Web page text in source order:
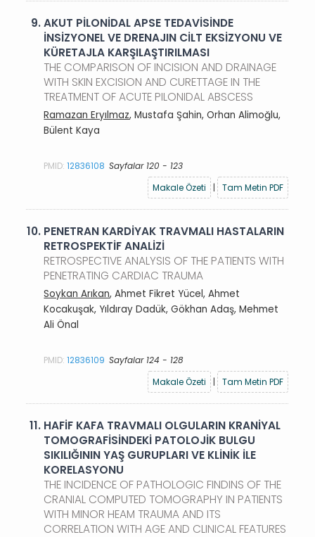
9.AKUT PİLONİDAL APSE TEDAVİSİNDE
İNSİZYONEL VE DRENAJIN CİLT EKSİZYONU VE
KÜRETAJLA KARŞILAŞTIRILMASI
THE COMPARISON OF INCISION AND DRAINAGE
WITH SKIN EXCISION AND CURETTAGE IN THE
TREATMENT OF ACUTE PILONIDAL ABSCESS
Ramazan Eryılmaz, Mustafa Şahin, Orhan Alimoğlu,
Bülent Kaya
PMID:12836108 Sayfalar 120 - 123
Makale Özeti
| Tam Metin PDF
10. PENETRAN KARDİYAK TRAVMALI HASTALARIN
RETROSPEKTİF ANALİZİ
RETROSPECTIVE ANALYSIS OF THE PATIENTS WITH
PENETRATING CARDIAC TRAUMA
Soykan Arıkan, Ahmet Fikret Yücel, Ahmet
Kocakuşak, Yıldıray Dadük, Gökhan Adaş, Mehmet
Ali Önal
PMID:12836109 Sayfalar 124 - 128
Makale Özeti
| Tam Metin PDF
11. HAFİF KAFA TRAVMALI OLGULARIN KRANİYAL
TOMOGRAFİSİNDEKİ PATOLOJİK BULGU
SIKILIĞININ YAŞ GURUPLARI VE KLİNİK İLE
KORELASYONU
THE INCIDENCE OF PATHOLOGIC FINDINS OF THE
CRANIAL COMPUTED TOMOGRAPHY IN PATIENTS
WITH MINOR HEAM TRAUMA AND ITS
CORRELATION WITH AGE AND CLINICAL FEATURES